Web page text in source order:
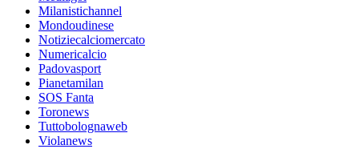
Milanistichannel
Mondoudinese
Notiziecalciomercato
Numericalcio
Padovasport
Pianetamilan
SOS Fanta
Toronews
Tuttobolognaweb
Violanews